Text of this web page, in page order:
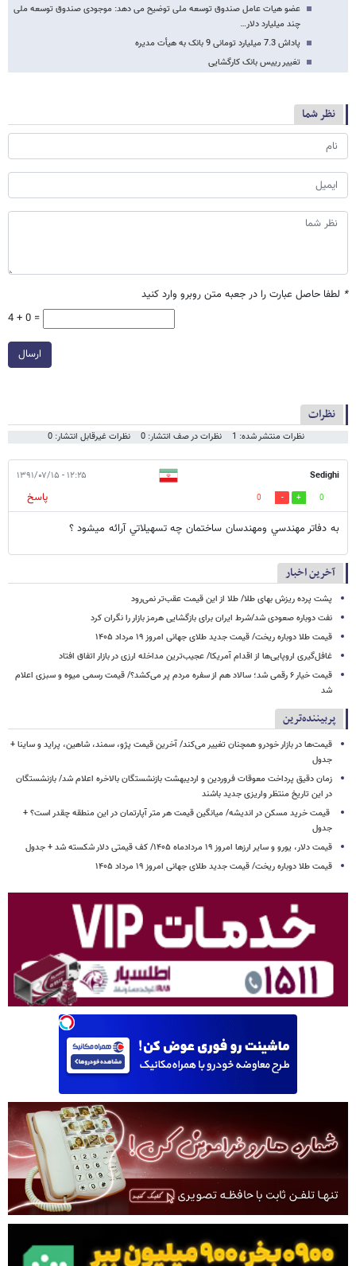
عضو هیات عامل صندوق توسعه ملی توضیح می دهد: موجودی صندوق توسعه ملی
چند میلیارد دلار…
پاداش 7.3 میلیارد تومانی 9 بانک به هیأت ‌مدیره
تغییر رییس بانک کارگشایی
نظر شما
* لطفا حاصل عبارت را در جعبه متن روبرو وارد کنید
4 + 0 =
ارسال
نظرات
نظرات منتشر شده: 1 نظرات در صف انتشار: 0 نظرات غیرقابل انتشار: 0
Sedighi ۱۲:۲۵ - ۱۳۹۱/۰۷/۱۵
0
0
پاسخ
به دفاتر مهندسي ومهندسان ساختمان چه تسهيلاتي آرائه ميشود ؟
آخرین اخبار
پشت پرده ریزش بهای طلا/ طلا از این قیمت عقب‌تر نمی‌رود
نفت دوباره صعودی شد/شرط ایران برای بازگشایی هرمز بازار را نگران کرد
قیمت طلا دوباره ریخت/ قیمت جدید طلای جهانی امروز ۱۹ مرداد ۱۴۰۵
غافل‌گیری اروپایی‌ها از اقدام آمریکا/ عجیب‌ترین مداخله ارزی در بازار اتفاق افتاد
قیمت خیار ۶ رقمی شد؛ سالاد هم از سفره مردم پر می‌کشد؟/ قیمت رسمی میوه و سبزی اعلام
شد
پربیننده‌ترین
قیمت‌ها در بازار خودرو همچنان تغییر می‌کند/ آخرین قیمت پژو، سمند، شاهین، پراید و ساینا +
جدول
زمان دقیق پرداخت معوقات فروردین و اردیبهشت بازنشستگان بالاخره اعلام شد/ بازنشستگان
در این تاریخ منتظر واریزی جدید باشند
قیمت خرید مسکن در اندیشه/ میانگین قیمت هر متر آپارتمان در این منطقه چقدر است؟ +
جدول
قیمت دلار، یورو و سایر ارزها امروز ۱۹ مردادماه ۱۴۰۵/ کف قیمتی دلار شکسته شد + جدول
قیمت طلا دوباره ریخت/ قیمت جدید طلای جهانی امروز ۱۹ مرداد ۱۴۰۵